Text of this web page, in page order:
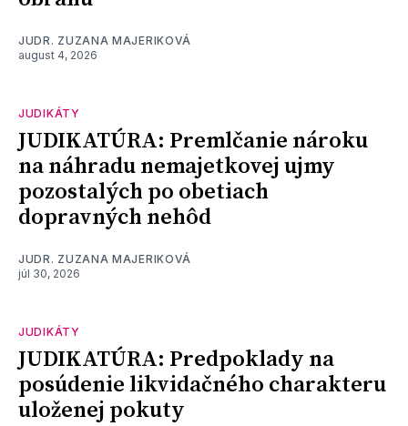
JUDR. ZUZANA MAJERIKOVÁ
august 4, 2026
JUDIKÁTY
JUDIKATÚRA: Premlčanie nároku
na náhradu nemajetkovej ujmy
pozostalých po obetiach
dopravných nehôd
JUDR. ZUZANA MAJERIKOVÁ
júl 30, 2026
JUDIKÁTY
JUDIKATÚRA: Predpoklady na
posúdenie likvidačného charakteru
uloženej pokuty